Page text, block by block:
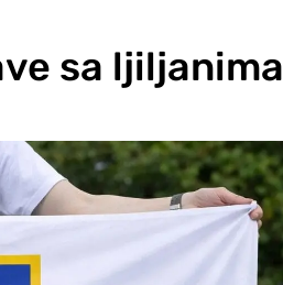
sa ljiljanima